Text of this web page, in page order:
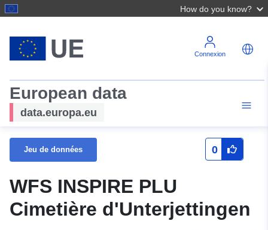
How do you know?
Connexion
European data
data.europa.eu
Jeu de données 0
WFS INSPIRE PLU
Cimetière d'Unterjettingen